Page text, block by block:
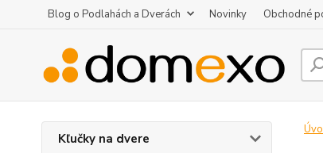
Blog o Podlahách a Dverách Novinky Obchodné
Kľučky na dvere